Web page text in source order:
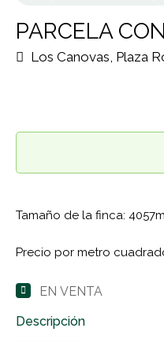
PARCELA
Los Canovas, Plaza
Tamaño de la finca:
Precio por metro
EN VENTA
Descripción